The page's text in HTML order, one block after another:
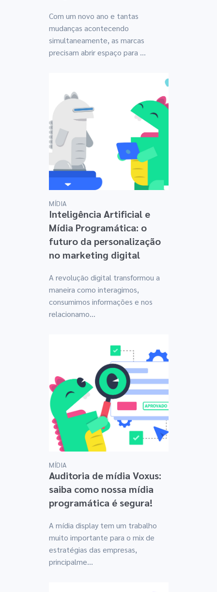
Com um novo ano e tantas
mudanças acontecendo
simultaneamente, as marcas
precisam abrir espaço para ...
MÍDIA
Inteligência Artificial e
Mídia Programática: o
futuro da personalização
no marketing digital
A revolução digital transformou a
maneira como interagimos,
consumimos informações e nos
relacionamo...
MÍDIA
Auditoria de mídia Voxus:
saiba como nossa mídia
programática é segura!
A mídia display tem um trabalho
muito importante para o mix de
estratégias das empresas,
principalme...